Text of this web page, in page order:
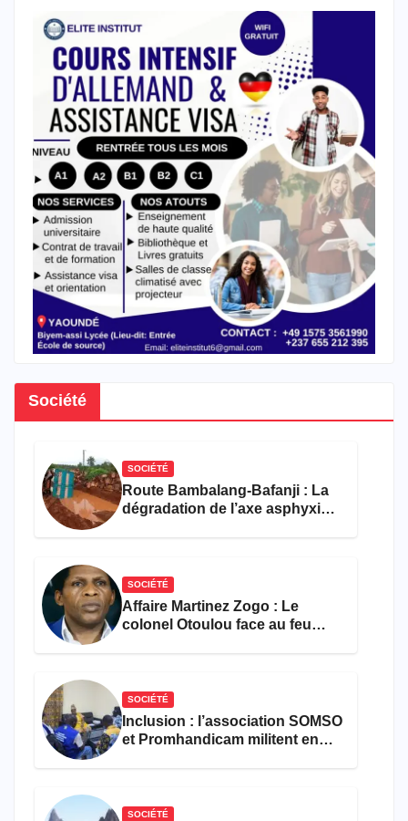
Société
SOCIÉTÉ
Route Bambalang-Bafanji : La
dégradation de l’axe asphyxie
SOCIÉTÉ
Affaire Martinez Zogo : Le
colonel Otoulou face au feu
SOCIÉTÉ
Inclusion : l’association SOMSO
et Promhandicam militent en
SOCIÉTÉ